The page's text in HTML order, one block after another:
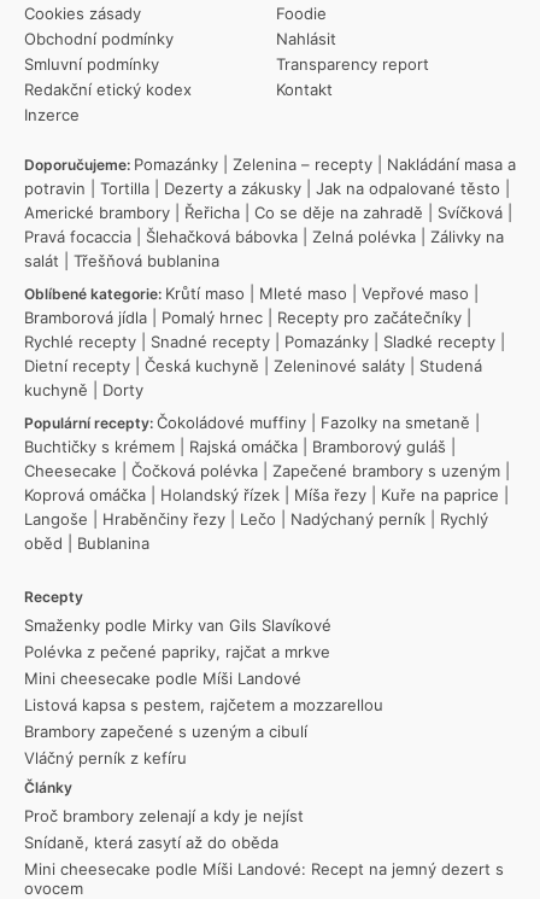
Cookies zásady
Obchodní podmínky
Smluvní podmínky
Redakční etický kodex
Inzerce
Foodie
Nahlásit
Transparency report
Kontakt
Doporučujeme: Pomazánky Zelenina – recepty
Nakládání masa a
potravin
Tortilla Dezerty a zákusky Jak na odpalované těsto
Americké brambory
Řeřicha Co se děje na zahradě Svíčková
Pravá focaccia
Šlehačková bábovka Zelná polévka
Zálivky na
salát
Třešňová bublanina
Oblíbené kategorie: Krůtí maso Mleté maso Vepřové maso
Bramborová jídla
Pomalý hrnec Recepty pro začátečníky
Rychlé recepty
Snadné recepty Pomazánky Sladké recepty
Dietní recepty
Česká kuchyně Zeleninové saláty
Studená
kuchyně
Dorty
Populární recepty: Čokoládové muffiny Fazolky na smetaně
Buchtičky s krémem
Rajská omáčka Bramborový guláš
Cheesecake
Čočková polévka Zapečené brambory s uzeným
Koprová omáčka
Holandský řízek Míša řezy Kuře na paprice
Langoše
Hraběnčiny řezy Lečo Nadýchaný perník
Rychlý
oběd
Bublanina
Recepty
Smaženky podle Mirky van Gils Slavíkové
Polévka z pečené papriky, rajčat a mrkve
Mini cheesecake podle Míši Landové
Listová kapsa s pestem, rajčetem a mozzarellou
Brambory zapečené s uzeným a cibulí
Vláčný perník z kefíru
Články
Proč brambory zelenají a kdy je nejíst
Snídaně, která zasytí až do oběda
Mini cheesecake podle Míši Landové: Recept na jemný dezert s
ovocem